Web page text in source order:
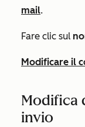
mail.
Fare clic sul
Modificare il
Modifica
invio